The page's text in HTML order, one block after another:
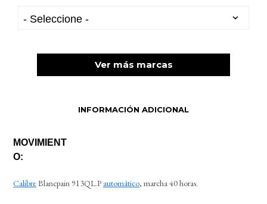
Ver más marcas
INFORMACIÓN ADICIONAL
MOVIMIENT
O:
CalibreBlancpain 913QL.P automático, marcha 40 horas.